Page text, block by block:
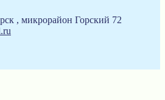
, микрорайон Горский 72